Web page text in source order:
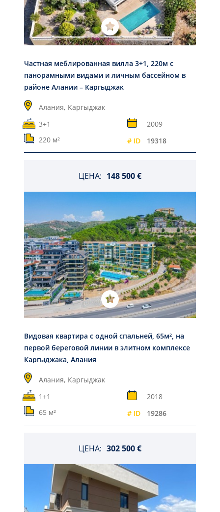
Частная меблированная вилла 3+1, 220м с
панорамными видами и личным бассейном в
районе Алании – Каргыджак
Алания, Каргыджак
3+1
2009
220 м²
# ID 19318
ЦЕНА: 148 500 €
Видовая квартира с одной спальней, 65м², на
первой береговой линии в элитном комплексе
Каргыджака, Алания
Алания, Каргыджак
1+1
2018
65 м²
# ID 19286
ЦЕНА: 302 500 €